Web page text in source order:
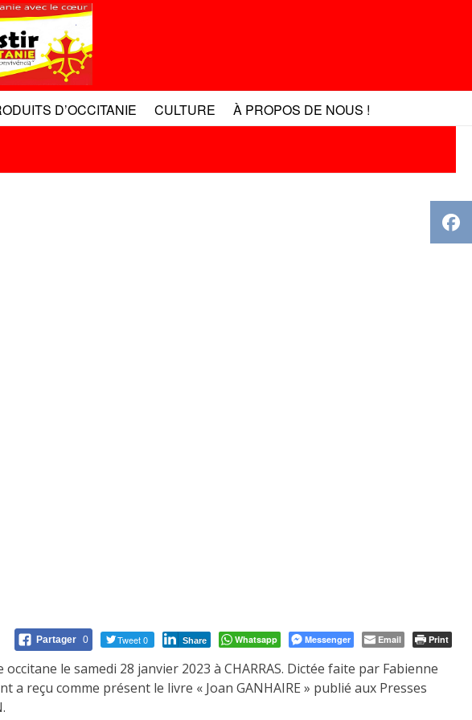
D’OCCITANIE CULTURE À PROPOS DE NOUS !
Partager 0 Tweet 0 Share Whatsapp Messenger Email Print
le samedi 28 janvier 2023 à CHARRAS. Dictée faite par Fabienne
reçu comme présent le livre « Joan GANHAIRE » publié aux Presses